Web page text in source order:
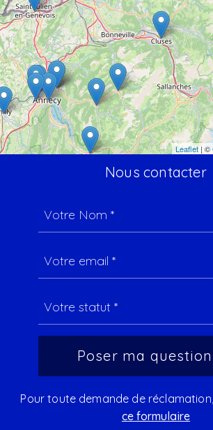
Leaflet | ©
Nous contacter
Pour toute demande de
ce formulaire